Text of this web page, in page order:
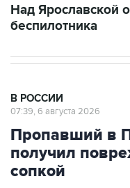
Над Ярославской
беспилотника
В РОССИИ
07:39, 6 августа 2026
Пропавший в
получил
сопкой